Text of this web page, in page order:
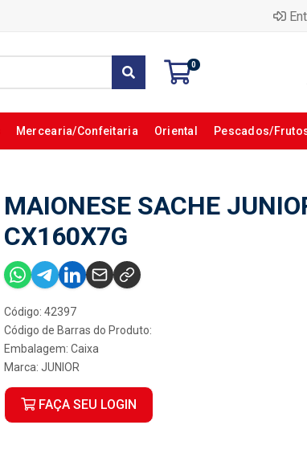
0
Mercearia/Confeitaria Oriental Pescados/
MAIONESE SACHE
CX160X7G
Código: 42397
Código de Barras do Produto:
Embalagem: Caixa
Marca: JUNIOR
FAÇA SEU LOGIN